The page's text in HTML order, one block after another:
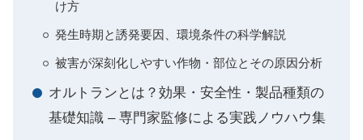
け方
発生時期と誘発要因、環境条件の科学解説
被害が深刻化しやすい作物・部位とその原因分析
オルトランとは？効果・安全性・製品種類の
基礎知識 – 専門家監修による実践ノウハウ集